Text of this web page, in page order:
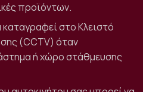
προϊόντων.
στο Κλειστό
(CCTV) όταν
ή χώρο στάθμευσης